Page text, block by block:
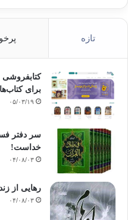
تازه
برای
۰۵/۰۳/۱۹
سر دفتر
خداست‌!
۰۴/۰۸/۰۳
رهایی از
۰۴/۰۸/۰۳